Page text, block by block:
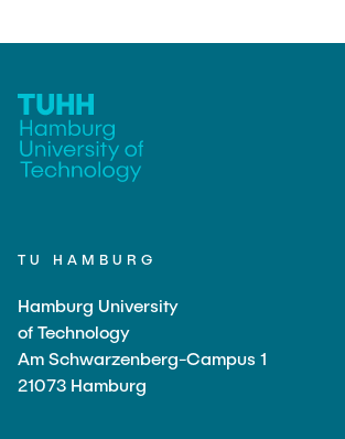
TU HAMBURG
Hamburg University
of Technology
Am Schwarzenberg-Campus 1
21073 Hamburg